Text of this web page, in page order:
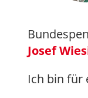
Josef
Ich bin für